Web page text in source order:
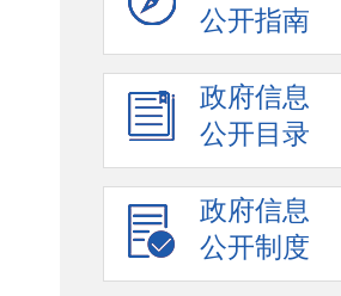
公开指南
政府信息
公开目录
政府信息
公开制度